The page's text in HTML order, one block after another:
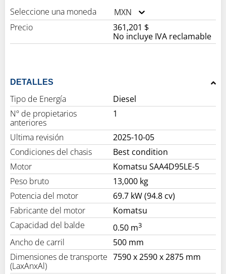
Seleccione una moneda
MXN
Precio
361,201 $
No incluye IVA reclamable
DETALLES
Tipo de Energía
Diesel
Nº de propietarios
anteriores
1
Ultima revisión
2025-10-05
Condiciones del chasis
Best condition
Motor
Komatsu SAA4D95LE-5
Peso bruto
13,000 kg
Potencia del motor
69.7 kW (94.8 cv)
Fabricante del motor
Komatsu
Capacidad del balde
0.50 m3
Ancho de carril
500 mm
Dimensiones de transporte
(LaxAnxAl)
7590 x 2590 x 2875 mm